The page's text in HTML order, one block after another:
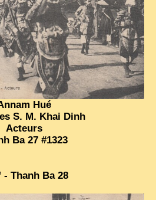
Hué
S. M. Khai Dinh
Acteurs
Ba 27 #1323
Thanh Ba 28